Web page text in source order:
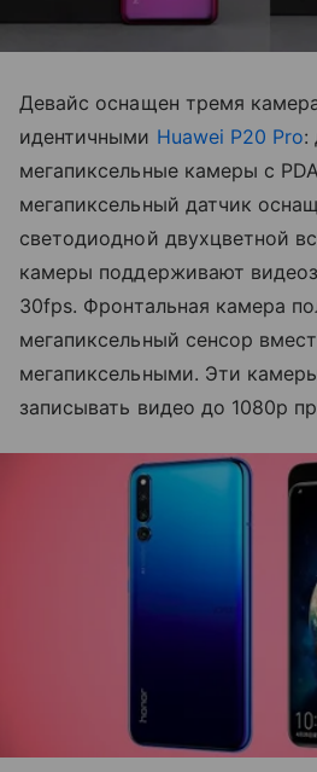
Девайс оснащен тремя
идентичными Huawei P20 Pro:
мегапиксельные камеры с
мегапиксельный датчик
светодиодной двухцветной
камеры поддерживают
30fps. Фронтальная камера
мегапиксельный сенсор
мегапиксельными. Эти
записывать видео до 1080p